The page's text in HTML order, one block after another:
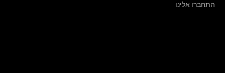
התחברו אלינו